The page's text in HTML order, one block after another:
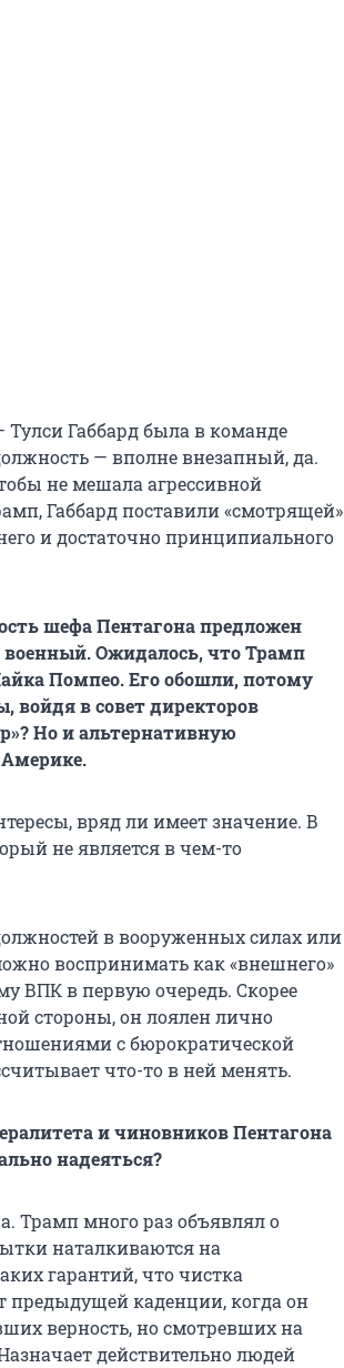
Габбард была в команде
— вполне внезапный, да.
не мешала агрессивной
Габбард поставили «смотрящей»
и достаточно принципиального
шефа Пентагона предложен
Ожидалось, что Трамп
Помпео. Его обошли, потому
войдя в совет директоров
Но и альтернативную
вряд ли имеет значение. В
не является в чем-то
в вооруженных силах или
воспринимать как «внешнего»
ВПК в первую очередь. Скорее
стороны, он лоялен лично
с бюрократической
что-то в ней менять.
и чиновников Пентагона
надеяться?
Трамп много раз объявлял о
наталкиваются на
гарантий, что чистка
предыдущей каденции, когда он
верность, но смотревших на
действительно людей